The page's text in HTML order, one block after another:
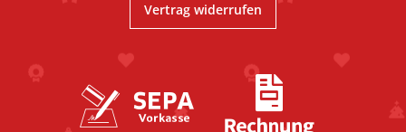
Vertrag widerrufen